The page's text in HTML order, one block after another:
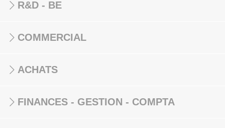
R&D - BE
COMMERCIAL
ACHATS
FINANCES - GESTION - COMPTA